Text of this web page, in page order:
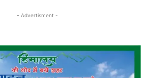
- Advertisment -